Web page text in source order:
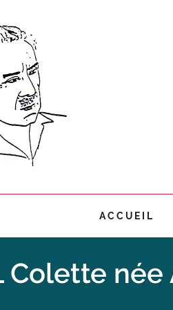
ACCUEIL
Colette née